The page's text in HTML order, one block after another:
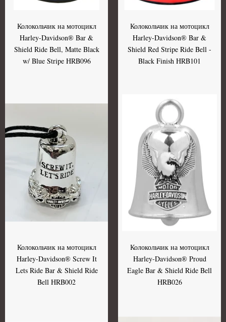
Колокольчик на мотоцикл
Harley-Davidson® Bar &
Shield Ride Bell, Matte Black
w/ Blue Stripe HRB096
Колокольчик на мотоцикл
Harley-Davidson® Bar &
Shield Red Stripe Ride Bell -
Black Finish HRB101
Колокольчик на мотоцикл
Harley-Davidson® Screw It
Lets Ride Bar & Shield Ride
Bell HRB002
Колокольчик на мотоцикл
Harley-Davidson® Proud
Eagle Bar & Shield Ride Bell
HRB026